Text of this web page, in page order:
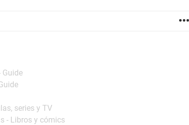
Guide
series y TV
- Libros y cómics